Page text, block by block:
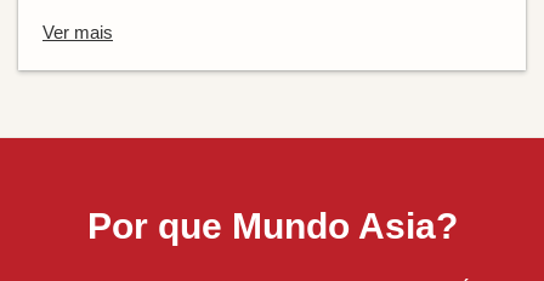
Ver mais
Por que Mundo Asia?